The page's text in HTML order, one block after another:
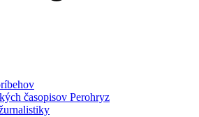
časopisov Perohryz